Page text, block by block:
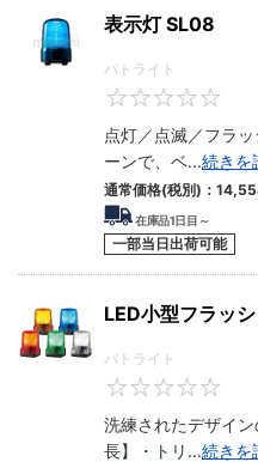
表示灯 SL08
パトライト
点灯／点滅／フラ
ーンで、ベ...続きを
通常価格(税別)：
在庫品1日目～
一部当日出荷可能
LED小型フラッ
パトライト
洗練されたデザイ
長】・トリ ...続きを